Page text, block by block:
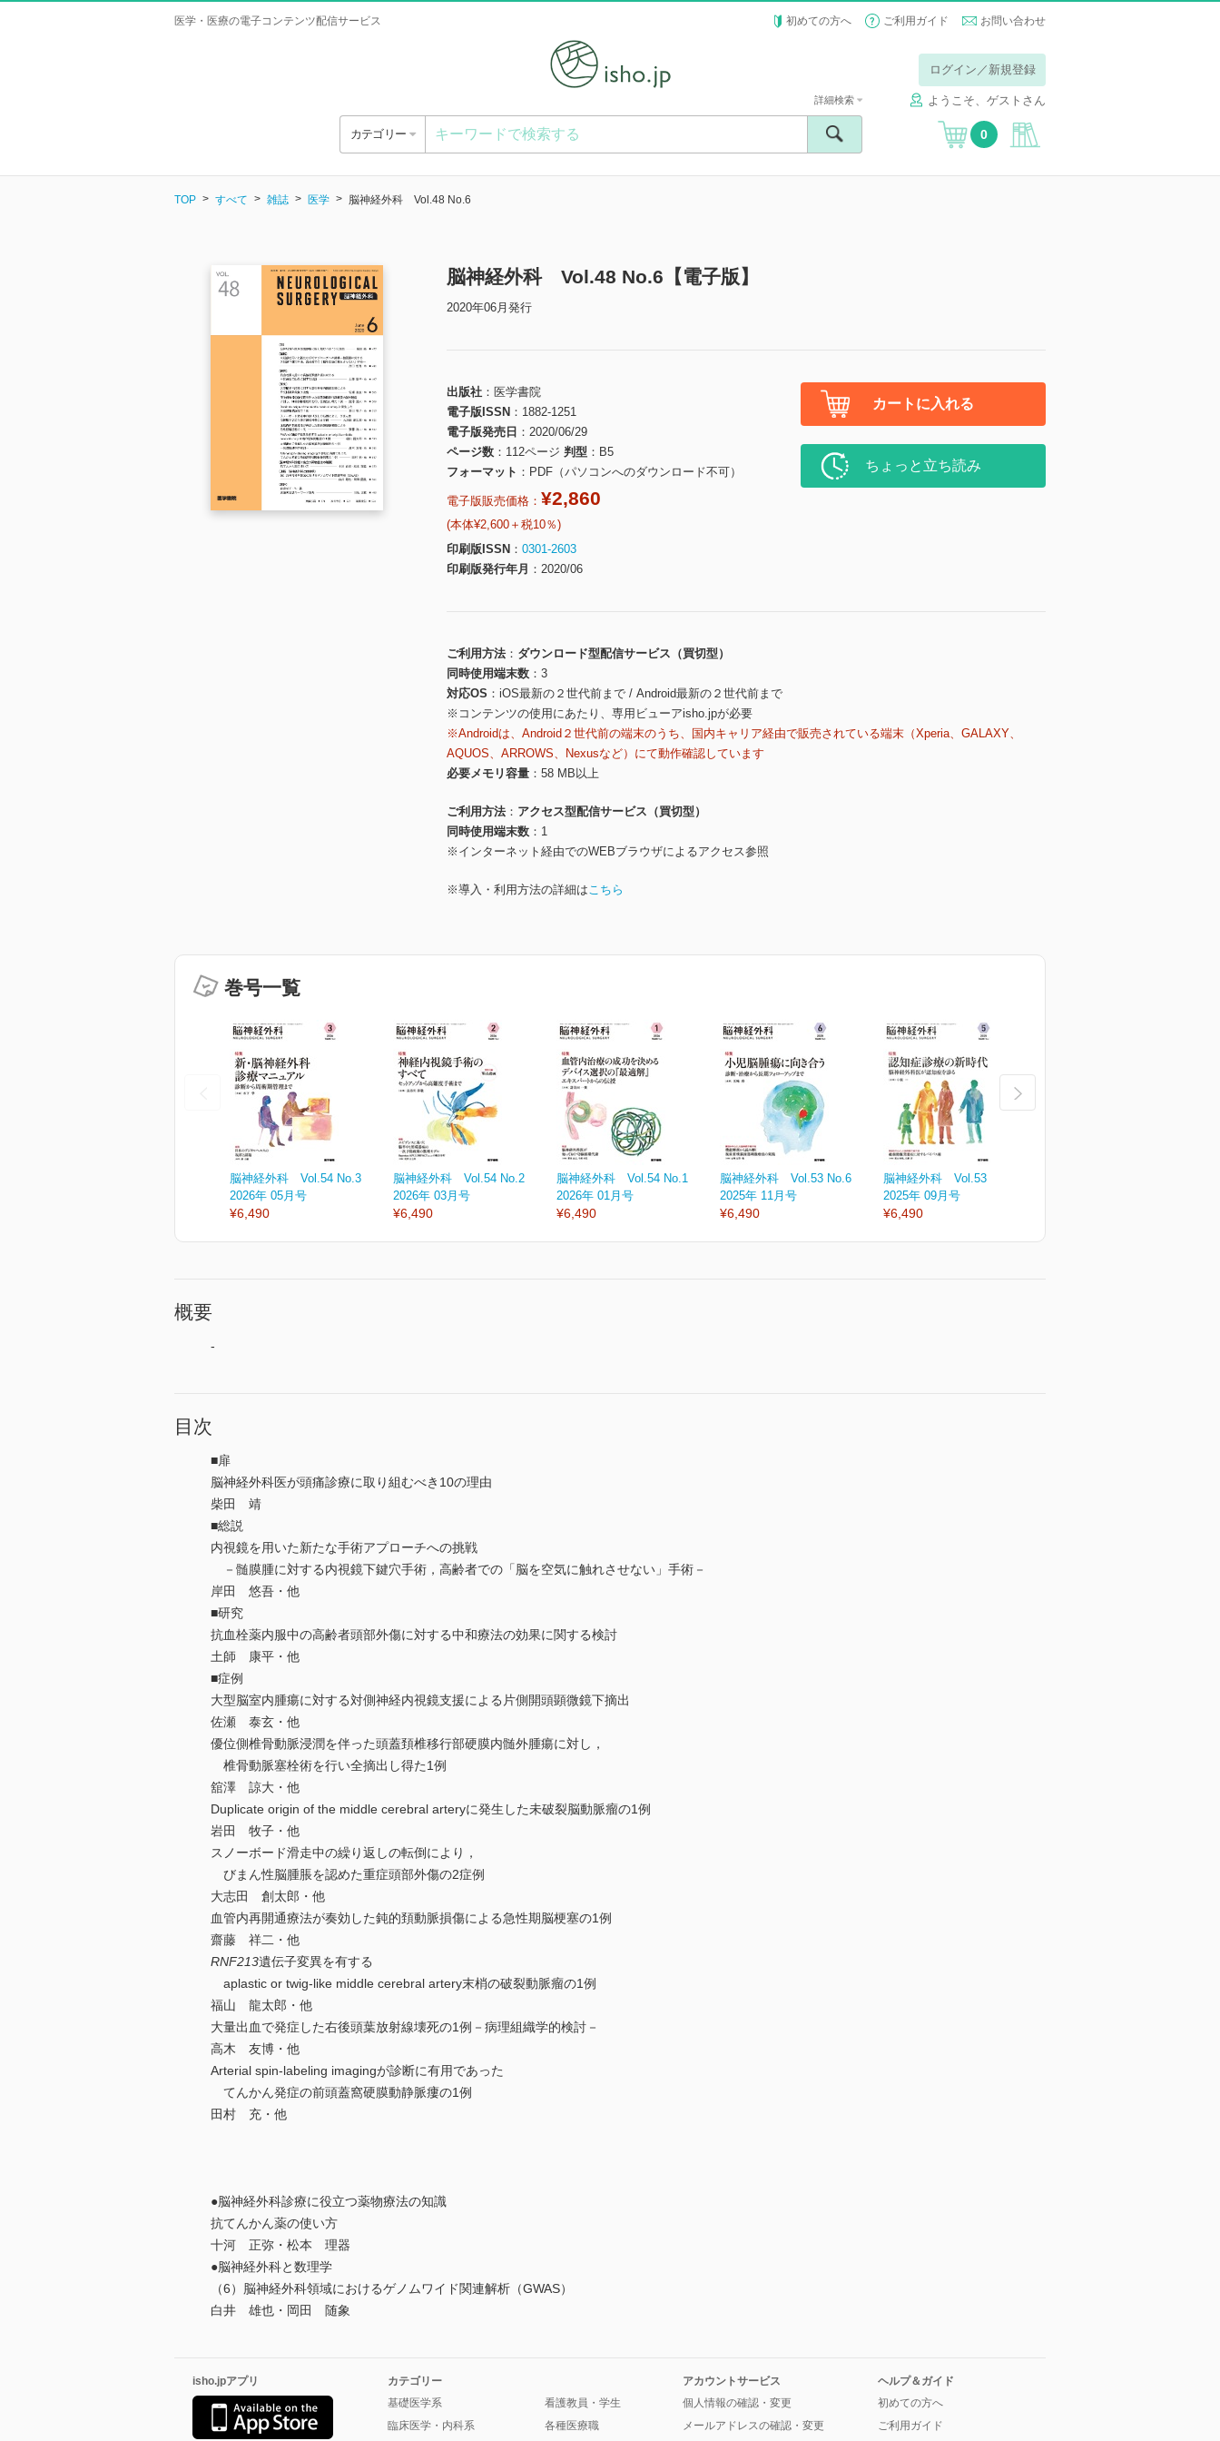
医学・医療の電子コンテンツ配信サービス 初めての方へ ご利用ガイド お問い合わせ
ログイン／新規登録
ようこそ、ゲストさん
カテゴリー
詳細検索
0
TOP すべて 雑誌 医学 脳神経外科 Vol.48 No.6
脳神経外科 Vol.48 No.6【電子版】
2020年06月発行
出版社
医学書院
電子版ISSN
1882-1251
電子版発売日
2020/06/29
ページ数
112ページ 判型
B5
フォーマット
PDF（パソコンへのダウンロード不可）
電子版販売価格： ¥2,860
(本体¥2,600＋税10％)
印刷版ISSN
0301-2603
印刷版発行年月
2020/06
カートに入れる
ちょっと立ち読み
ご利用方法
ダウンロード型配信サービス（買切型）
同時使用端末数
3
対応OS
iOS最新の２世代前まで / Android最新の２世代前まで
※コンテンツの使用にあたり、専用ビューアisho.jpが必要
※Androidは、Android２世代前の端末のうち、国内キャリア経由で販売されている端末（Xperia、GALAXY、
AQUOS、ARROWS、Nexusなど）にて動作確認しています
必要メモリ容量
58 MB以上
ご利用方法
アクセス型配信サービス（買切型）
同時使用端末数
1
※インターネット経由でのWEBブラウザによるアクセス参照
※導入・利用方法の詳細はこちら
巻号一覧
脳神経外科 Vol.54 No.3
2026年 05月号
¥6,490
脳神経外科 Vol.54 No.2
2026年 03月号
¥6,490
脳神経外科 Vol.54 No.1
2026年 01月号
¥6,490
脳神経外科 Vol.53 No.6
2025年 11月号
¥6,490
脳神経外科 Vol.53 No.5
2025年 09月号
¥6,490
概要
-
目次
■扉
脳神経外科医が頭痛診療に取り組むべき10の理由
柴田 靖
■総説
内視鏡を用いた新たな手術アプローチへの挑戦
－髄膜腫に対する内視鏡下鍵穴手術，高齢者での「脳を空気に触れさせない」手術－
岸田 悠吾・他
■研究
抗血栓薬内服中の高齢者頭部外傷に対する中和療法の効果に関する検討
土師 康平・他
■症例
大型脳室内腫瘍に対する対側神経内視鏡支援による片側開頭顕微鏡下摘出
佐瀬 泰玄・他
優位側椎骨動脈浸潤を伴った頭蓋頚椎移行部硬膜内髄外腫瘍に対し，
椎骨動脈塞栓術を行い全摘出し得た1例
舘澤 諒大・他
Duplicate origin of the middle cerebral arteryに発生した未破裂脳動脈瘤の1例
岩田 牧子・他
スノーボード滑走中の繰り返しの転倒により，
びまん性脳腫脹を認めた重症頭部外傷の2症例
大志田 創太郎・他
血管内再開通療法が奏効した鈍的頚動脈損傷による急性期脳梗塞の1例
齋藤 祥二・他
RNF213遺伝子変異を有する
aplastic or twig-like middle cerebral artery末梢の破裂動脈瘤の1例
福山 龍太郎・他
大量出血で発症した右後頭葉放射線壊死の1例－病理組織学的検討－
高木 友博・他
Arterial spin-labeling imagingが診断に有用であった
てんかん発症の前頭蓋窩硬膜動静脈瘻の1例
田村 充・他
●脳神経外科診療に役立つ薬物療法の知識
抗てんかん薬の使い方
十河 正弥・松本 理器
●脳神経外科と数理学
（6）脳神経外科領域におけるゲノムワイド関連解析（GWAS）
白井 雄也・岡田 随象
isho.jpアプリ
カテゴリー
基礎医学系
臨床医学・内科系
看護教員・学生
各種医療職
アカウントサービス
個人情報の確認・変更
メールアドレスの確認・変更
ヘルプ＆ガイド
初めての方へ
ご利用ガイド